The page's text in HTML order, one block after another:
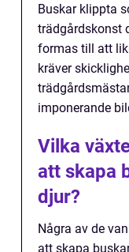
Buskar klippta
trädgårdskonst
formas till att
kräver
imponerande
Vilka
att skapa
djur?
Några av de
att skapa